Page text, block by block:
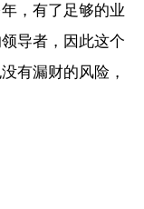
，有了足够的业
导者，因此这个
有漏财的风险，